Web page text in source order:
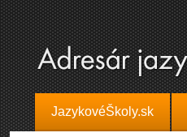
JazykovéŠkoly.sk